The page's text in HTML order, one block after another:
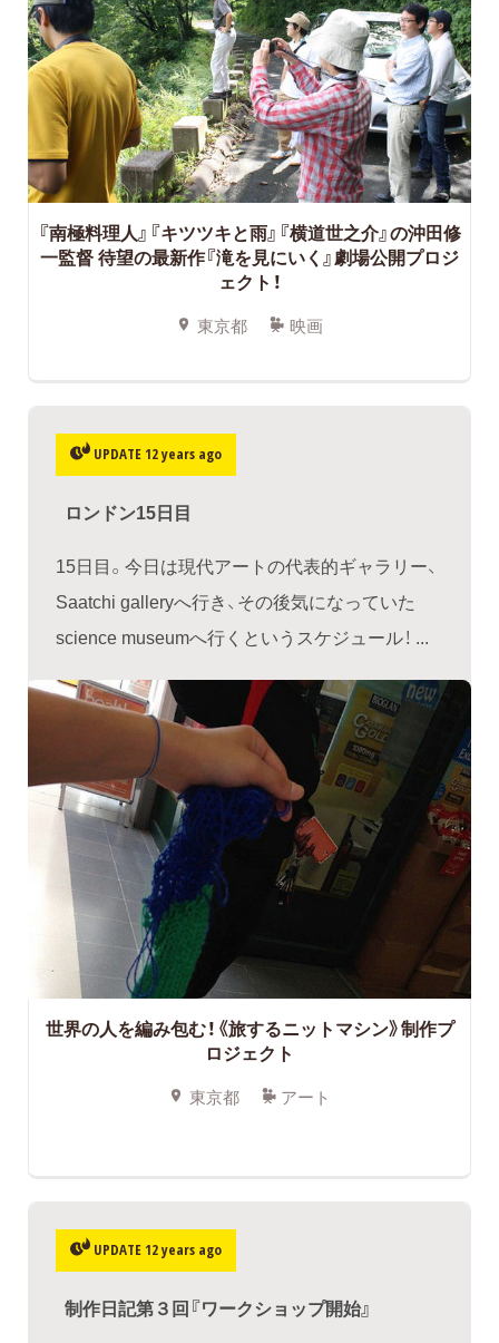
『南極料理人』『キツツキと雨』『横道世之介』の沖田修
一監督 待望の最新作『滝を見にいく』劇場公開プロジ
ェクト！
東京都 映画
UPDATE 12 years ago
ロンドン15日目
15日目。今日は現代アートの代表的ギャラリー、
Saatchi galleryへ行き、その後気になっていた
science museumへ行くというスケジュール！ ...
世界の人を編み包む！《旅するニットマシン》制作プ
ロジェクト
東京都 アート
UPDATE 12 years ago
制作日記第３回『ワークショップ開始』